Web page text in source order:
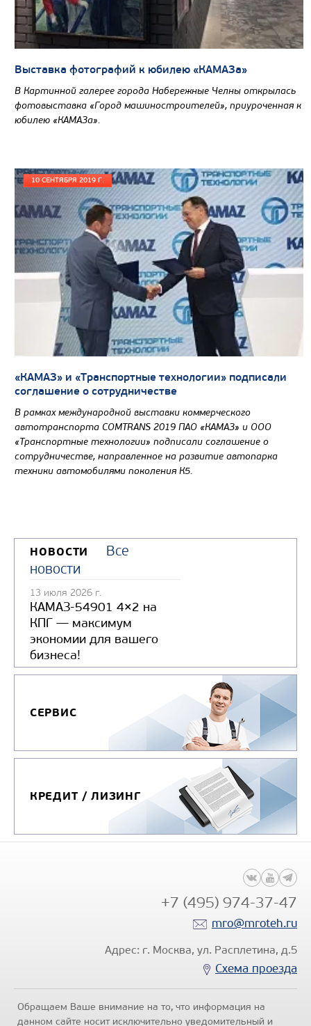
Выставка фотографий к юбилею «КАМАЗа»
В Картинной галерее города Набережные Челны открылась
фотовыставка «Город машиностроителей», приуроченная к
юбилею «КАМАЗа».
10 СЕНТЯБРЯ 2019 Г.
«КАМАЗ» и «Транспортные технологии» подписали
соглашение о сотрудничестве
В рамках международной выставки коммерческого
автотранспорта COMTRANS 2019 ПАО «КАМАЗ» и ООО
«Транспортные технологии» подписали соглашение о
сотрудничестве, направленное на развитие автопарка
техники автомобилями поколения К5.
НОВОСТИ
Все
новости
13 июля 2026 г.
КАМАЗ-54901 4×2 на
КПГ — максимум
экономии для вашего
бизнеса!
СЕРВИС
КРЕДИТ / ЛИЗИНГ
+7 (495) 974-37-47
mro@mroteh.ru
Адрес: г. Москва, ул. Расплетина, д.5
Схема проезда
Обращаем Ваше внимание на то, что информация на
данном сайте носит исключительно уведомительный и